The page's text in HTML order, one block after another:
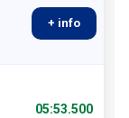
+ info
05:53.500